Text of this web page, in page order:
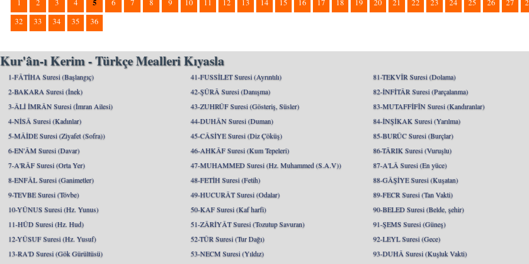
1 2 3 4 5 6 7 8 9 10 11 12 13 14 15 16 17 18 19 20 21 22 23 24 25 26 27
32
33 34 35 36
Kur'ân-ı Kerim - Türkçe Mealleri Kıyasla
1-FÂTİHA Suresi (Başlangıç)
2-BAKARA Suresi (İnek)
3-ÂLİ İMRÂN Suresi (İmran Ailesi)
4-NİSÂ Suresi (Kadınlar)
5-MÂİDE Suresi (Ziyafet (Sofra))
6-EN'ÂM Suresi (Davar)
7-A'RÂF Suresi (Orta Yer)
8-ENFÂL Suresi (Ganimetler)
9-TEVBE Suresi (Tövbe)
10-YÛNUS Suresi (Hz. Yunus)
11-HÛD Suresi (Hz. Hud)
12-YÛSUF Suresi (Hz. Yusuf)
13-RA'D Suresi (Gök Gürültüsü)
41-FUSSİLET Suresi (Ayrıntılı)
42-ŞÛRÂ Suresi (Danışma)
43-ZUHRÛF Suresi (Gösteriş, Süsler)
44-DUHÂN Suresi (Duman)
45-CÂSİYE Suresi (Diz Çöküş)
46-AHKÂF Suresi (Kum Tepeleri)
47-MUHAMMED Suresi (Hz. Muhammed (S.A.V))
48-FETİH Suresi (Fetih)
49-HUCURÂT Suresi (Odalar)
50-KAF Suresi (Kaf harfi)
51-ZÂRİYÂT Suresi (Tozutup Savuran)
52-TÛR Suresi (Tur Dağı)
53-NECM Suresi (Yıldız)
81-TEKVÎR Suresi (Dolama)
82-İNFİTÂR Suresi (Parçalanma)
83-MUTAFFİFÎN Suresi (Kandıranlar)
84-İNŞİKAK Suresi (Yarılma)
85-BURÛC Suresi (Burçlar)
86-TÂRIK Suresi (Vuruşlu)
87-A'LÂ Suresi (En yüce)
88-GÂŞİYE Suresi (Kuşatan)
89-FECR Suresi (Tan Vakti)
90-BELED Suresi (Belde, şehir)
91-ŞEMS Suresi (Güneş)
92-LEYL Suresi (Gece)
93-DUHÂ Suresi (Kuşluk Vakti)